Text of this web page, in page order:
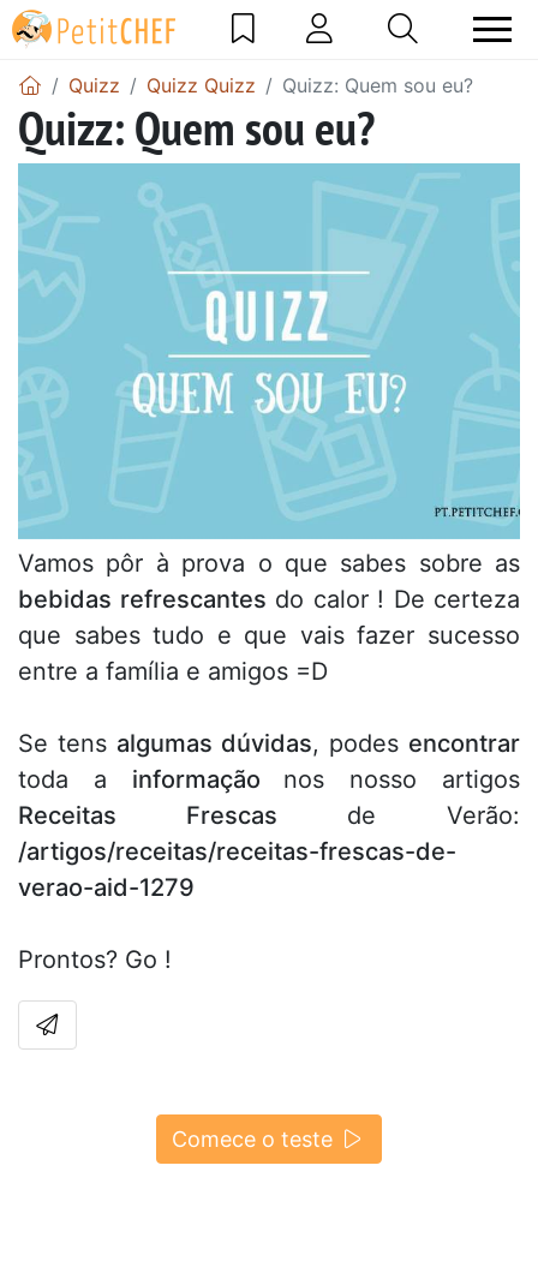
Quizz Quizz Quizz Quizz: Quem sou eu?
Quizz: Quem sou eu?
Vamos pôr à prova o que sabes sobre as
bebidas refrescantes do calor ! De certeza
que sabes tudo e que vais fazer sucesso
entre a família e amigos =D
Se tens algumas dúvidas, podes encontrar
toda a informação nos nosso artigos
Receitas Frescas de Verão:
/artigos/receitas/receitas-frescas-de-
verao-aid-1279
Prontos? Go !
Comece o teste